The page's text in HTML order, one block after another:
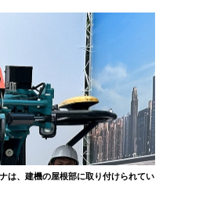
は、建機の屋根部に取り付けられてい